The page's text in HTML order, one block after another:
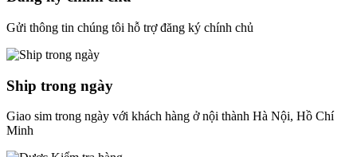
Gửi thông tin chúng tôi hỗ trợ đăng ký chính chủ
Ship trong ngày
Giao sim trong ngày với khách hàng ở nội thành Hà Nội, Hồ Chí
Minh